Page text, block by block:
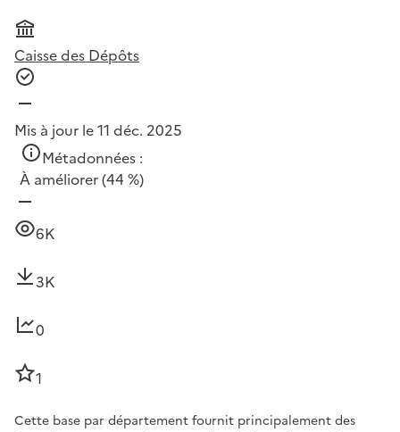
Caisse des Dépôts
Mis à jour le 11 déc. 2025
Métadonnées :
À améliorer(44 %)
6K
3K
0
1
Cette base par département fournit principalement des